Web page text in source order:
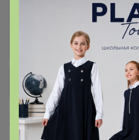
По умолчанию в начале
молотый. (Мелкий помол для
для кофемашины)
+ Ещё 5
Хиты продаж